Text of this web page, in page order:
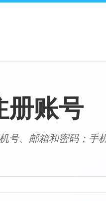
册账号
号、邮箱和密码；手